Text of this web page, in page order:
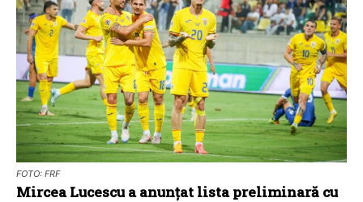
FOTO: FRF
Mircea Lucescu a anunțat lista preliminară cu